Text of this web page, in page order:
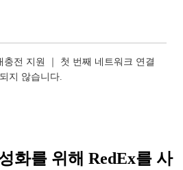
충전 지원 ｜ 첫 번째 네트워크 연결
지 않습니다.
화를 위해 RedEx를 사